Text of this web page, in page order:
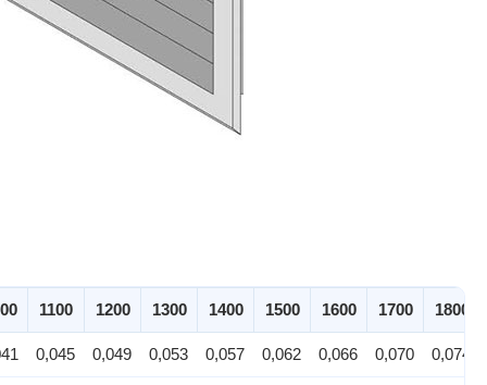
1100 1200 1300 1400 1500 1600 1700 1800
0,045 0,049 0,053 0,057 0,062 0,066 0,070 0,074